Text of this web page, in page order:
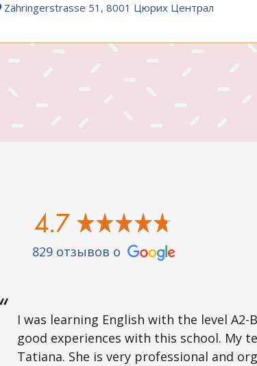
Zähringerstrasse 51, 8001 Цюрих Централ
4.7
829 отзывов о
I was learning English with the level A2-
good experiences with this school. My
Tatiana. She is very professional and